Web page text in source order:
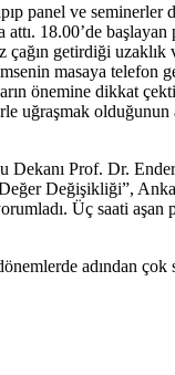
panel ve
18.00’de
çağın getirdiği
masaya telefon
önemine dikkat
uğraşmak olduğunun
Prof. Dr.
Değişikliği”,
Üç saati aşan
adından çok